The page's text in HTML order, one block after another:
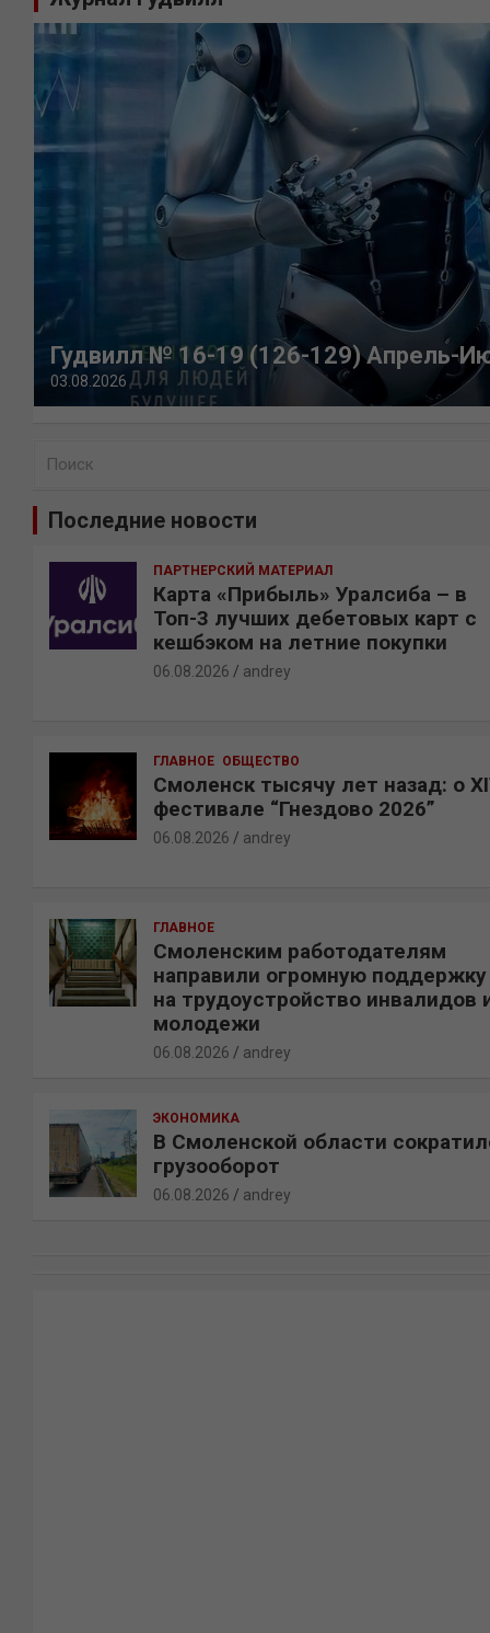
Гудвилл № 16-19 (126-129) Апрель-
03.08.2026
Последние новости
ПАРТНЕРСКИЙ МАТЕРИАЛ
Карта «Прибыль» Уралсиба – в
Топ-3 лучших дебетовых карт с
кешбэком на летние покупки
06.08.2026 andrey
ГЛАВНОЕ ОБЩЕСТВО
Смоленск тысячу лет назад: о
фестивале “Гнездово 2026”
06.08.2026 andrey
ГЛАВНОЕ
Смоленским работодателям
направили огромную поддержку
на трудоустройство инвалидов
молодежи
06.08.2026 andrey
ЭКОНОМИКА
В Смоленской области
грузооборот
06.08.2026 andrey